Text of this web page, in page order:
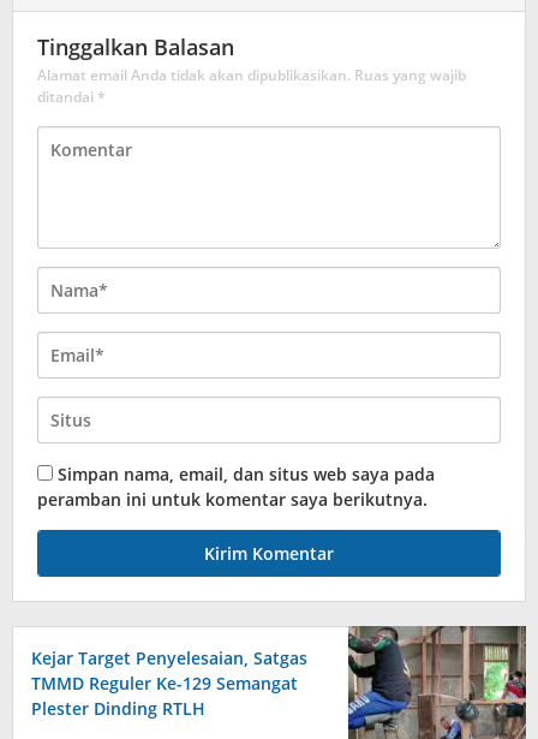
Tinggalkan Balasan
Alamat email Anda tidak akan dipublikasikan. Ruas yang wajib
ditandai *
Simpan nama, email, dan situs web saya pada
peramban ini untuk komentar saya berikutnya.
Kejar Target Penyelesaian, Satgas
TMMD Reguler Ke-129 Semangat
Plester Dinding RTLH